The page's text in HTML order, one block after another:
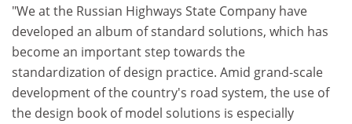
"We at the Russian Highways State Company have
developed an album of standard solutions, which has
become an important step towards the
standardization of design practice. Amid grand-scale
development of the country's road system, the use of
the design book of model solutions is especially